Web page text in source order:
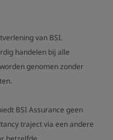
van BSI.
handelen bij alle
genomen zonder
BSI Assurance geen
traject via een andere